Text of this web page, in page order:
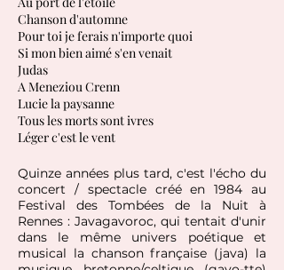
Chanson d'automne
Pour toi je ferais n'importe quoi
Si mon bien aimé s'en venait
Judas
A Meneziou Crenn
Lucie la paysanne
Tous les morts sont ivres
Léger c'est le vent
Quinze années plus tard, c'est l'écho du
concert / spectacle créé en 1984 au
Festival des Tombées de la Nuit à
Rennes : Javagavoroc, qui tentait d'unir
dans le même univers poétique et
musical la chanson française (java) la